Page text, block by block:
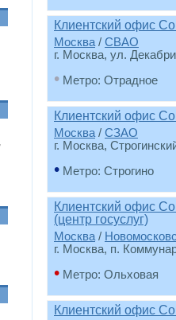
Клиентский офис
Москва / СВАО
г. Москва, ул.
• Метро: Отрадное
Клиентский офис
Москва / СЗАО
г. Москва,
• Метро: Строгино
Клиентский офис
(центр госуслуг)
Москва /
г. Москва, п.
• Метро: Ольховая
Клиентский офис